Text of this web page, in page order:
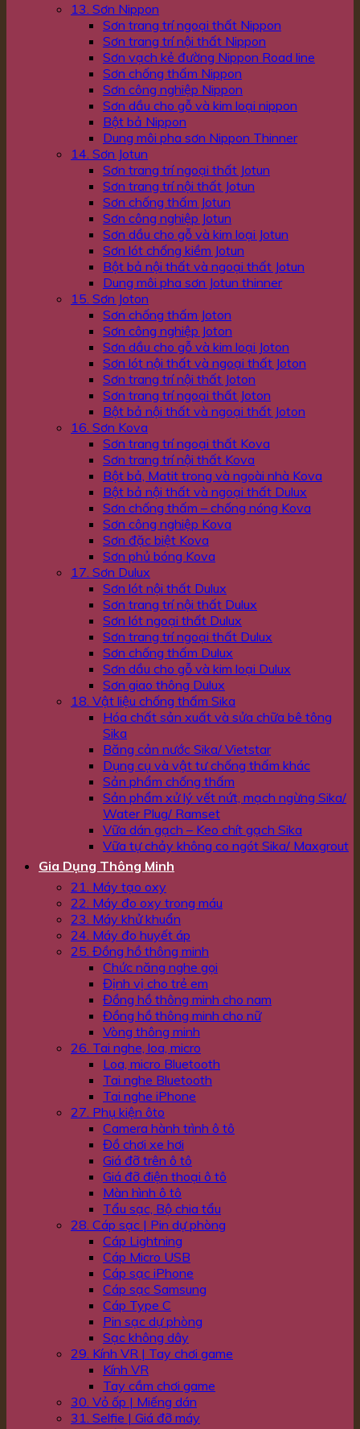
13. Sơn Nippon
Sơn trang trí ngoại thất Nippon
Sơn trang trí nội thất Nippon
Sơn vạch kẻ đường Nippon Road line
Sơn chống thấm Nippon
Sơn công nghiệp Nippon
Sơn dầu cho gỗ và kim loại nippon
Bột bả Nippon
Dung môi pha sơn Nippon Thinner
14. Sơn Jotun
Sơn trang trí ngoại thất Jotun
Sơn trang trí nội thất Jotun
Sơn chống thấm Jotun
Sơn công nghiệp Jotun
Sơn dầu cho gỗ và kim loại Jotun
Sơn lót chống kiềm Jotun
Bột bả nội thất và ngoại thất Jotun
Dung môi pha sơn Jotun thinner
15. Sơn Joton
Sơn chống thấm Joton
Sơn công nghiệp Joton
Sơn dầu cho gỗ và kim loại Joton
Sơn lót nội thất và ngoại thất Joton
Sơn trang trí nội thất Joton
Sơn trang trí ngoại thất Joton
Bột bả nội thất và ngoại thất Joton
16. Sơn Kova
Sơn trang trí ngoại thất Kova
Sơn trang trí nội thất Kova
Bột bả, Matit trong và ngoài nhà Kova
Bột bả nội thất và ngoại thất Dulux
Sơn chống thấm – chống nóng Kova
Sơn công nghiệp Kova
Sơn đặc biệt Kova
Sơn phủ bóng Kova
17. Sơn Dulux
Sơn lót nội thất Dulux
Sơn trang trí nội thất Dulux
Sơn lót ngoại thất Dulux
Sơn trang trí ngoại thất Dulux
Sơn chống thấm Dulux
Sơn dầu cho gỗ và kim loại Dulux
Sơn giao thông Dulux
18. Vật liệu chống thấm Sika
Hóa chất sản xuất và sửa chữa bê tông
Sika
Băng cản nước Sika/ Vietstar
Dụng cụ và vật tư chống thấm khác
Sản phẩm chống thấm
Sản phẩm xử lý vết nứt, mạch ngừng Sika/
Water Plug/ Ramset
Vữa dán gạch – Keo chít gạch Sika
Vữa tự chảy không co ngót Sika/ Maxgrout
Gia Dụng Thông Minh
21. Máy tạo oxy
22. Máy đo oxy trong máu
23. Máy khử khuẩn
24. Máy đo huyết áp
25. Đồng hồ thông minh
Chức năng nghe gọi
Định vị cho trẻ em
Đồng hồ thông minh cho nam
Đồng hồ thông minh cho nữ
Vòng thông minh
26. Tai nghe, loa, micro
Loa, micro Bluetooth
Tai nghe Bluetooth
Tai nghe iPhone
27. Phụ kiện ôto
Camera hành trình ô tô
Đồ chơi xe hơi
Giá đỡ trên ô tô
Giá đỡ điện thoại ô tô
Màn hình ô tô
Tẩu sạc, Bộ chia tẩu
28. Cáp sạc | Pin dự phòng
Cáp Lightning
Cáp Micro USB
Cáp sạc iPhone
Cáp sạc Samsung
Cáp Type C
Pin sạc dự phòng
Sạc không dây
29. Kính VR | Tay chơi game
Kính VR
Tay cầm chơi game
30. Vỏ ốp | Miếng dán
31. Selfie | Giá đỡ máy